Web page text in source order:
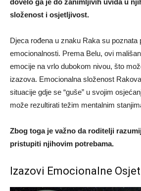
dovelo ga je do zanimljivih uvida u
složenost i osjetljivost.
Djeca rođena u znaku Raka su poznata
emocionalnosti. Prema Belu, ovi
emocije na vrlo dubokom nivou, što
izazova. Emocionalna složenost
situacije gdje se “guše” u svojim
može rezultirati težim mentalnim
Zbog toga je važno da roditelji
pristupiti njihovim potrebama.
Izazovi Emocionalne